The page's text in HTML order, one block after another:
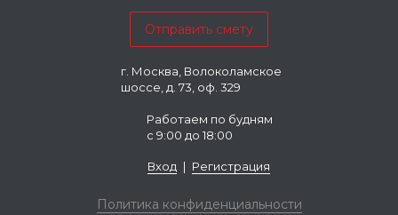
г. Москва, Волоколамское
шоссе, д. 73, оф. 329
Работаем по будням
с 9:00 до 18:00
Вход | Регистрация
Политика конфиденциальности